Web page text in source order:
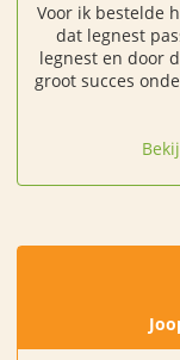
Voor ik bestelde
dat legnest
legnest en door
groot succes